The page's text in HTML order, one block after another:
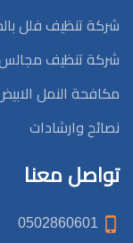
شركة تنظيف فلل
شركة تنظيف مجالس
مكافحة النمل
نصائح وارشادات
تواصل معنا